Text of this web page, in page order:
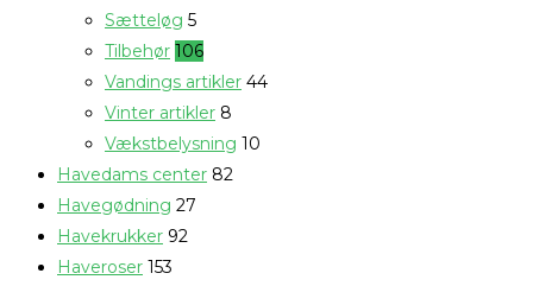
Sætteløg 5
Tilbehør 106
Vandings artikler 44
Vinter artikler 8
Vækstbelysning 10
Havedams center 82
Havegødning 27
Havekrukker 92
Haveroser 153